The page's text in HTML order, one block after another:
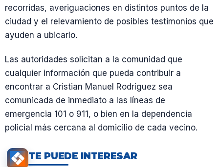
recorridas, averiguaciones en distintos puntos de la
ciudad y el relevamiento de posibles testimonios que
ayuden a ubicarlo.
Las autoridades solicitan a la comunidad que
cualquier información que pueda contribuir a
encontrar a Cristian Manuel Rodríguez sea
comunicada de inmediato a las líneas de
emergencia 101 o 911, o bien en la dependencia
policial más cercana al domicilio de cada vecino.
TE PUEDE INTERESAR